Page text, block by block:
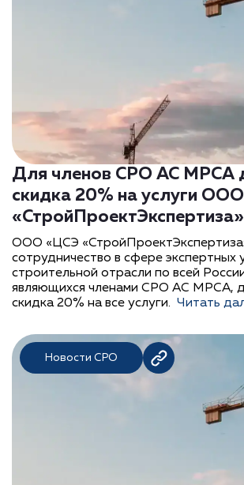
Для членов СРО АС МРСА
скидка 20% на услуги
«СтройПроектЭкспертиза»
ООО «ЦСЭ
сотрудничество в сфере экспертных
строительной отрасли по всей
являющихся членами СРО АС МРСА,
скидка 20% на все услуги. Читать
Новости СРО